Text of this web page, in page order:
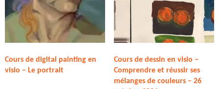
Cours de digital painting en
visio – Le portrait
Cours de dessin en visio –
Comprendre et réussir ses
mélanges de couleurs – 26